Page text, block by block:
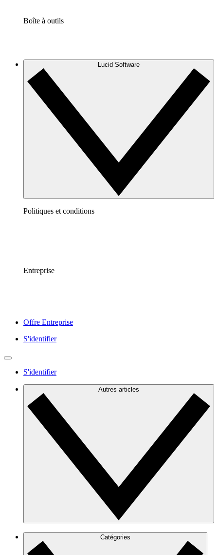
Boîte à outils
Lucid Software
Politiques et conditions
Entreprise
Offre Entreprise
S'identifier
S'identifier
Autres articles
Catégories